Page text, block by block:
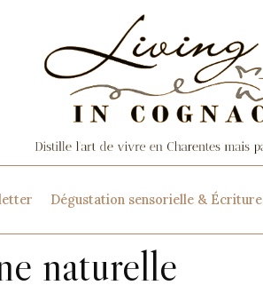
Dégustation sensorielle & Écriture
naturelle